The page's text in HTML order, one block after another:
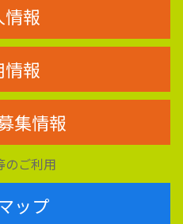
情報
情報
集情報
ップ